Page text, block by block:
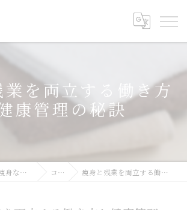
業を両立する働き方
康管理の秘訣
兵庫県明石市の痩身ならWhite Beauty Lab コラム 痩身と残業を両立する働き方と健康管理の秘訣